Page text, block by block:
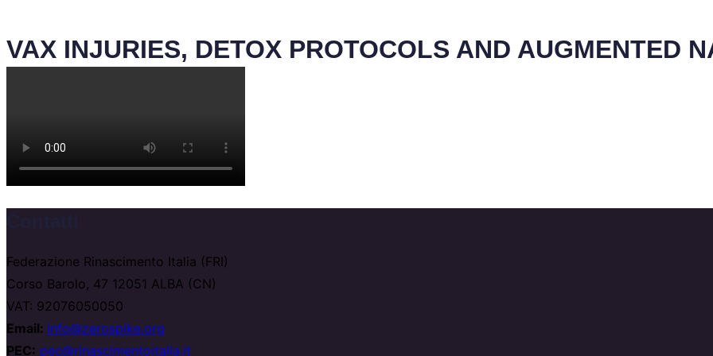
VAX INJURIES, DETOX PROTOCOLS AND AUGMENTED
Federazione Rinascimento Italia (FRI)
Corso Barolo, 47 12051 ALBA (CN)
VAT: 92076050050
Email: info@zerospike.org
PEC: pec@rinascimentoitalia.it